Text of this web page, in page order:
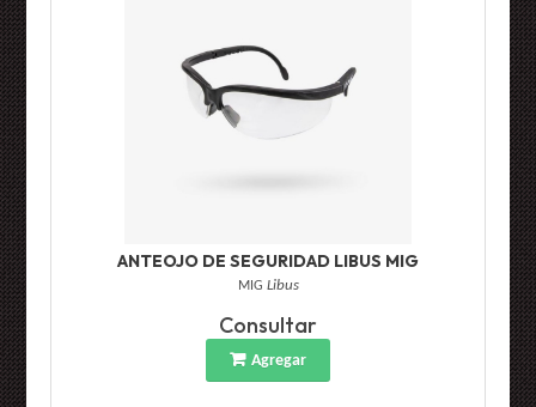
ANTEOJO DE SEGURIDAD LIBUS MIG
MIG Libus
Consultar
Agregar